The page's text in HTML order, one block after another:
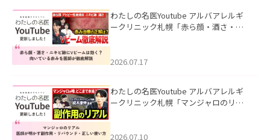
わたしの名医Youtube アルバアレルギ
ークリニック札幌「赤ら顔・酒さ・ニ
した。
2026.07.17
わたしの名医Youtube アルバアレルギ
ークリニック札幌「マンジャロのリア
た。
2026.07.10